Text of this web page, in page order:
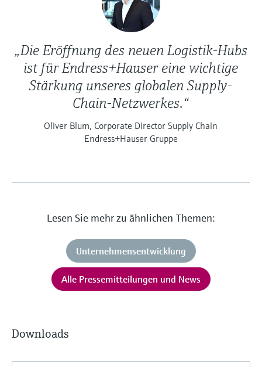
„Die Eröffnung des neuen Logistik-Hubs
ist für Endress+Hauser eine wichtige
Stärkung unseres globalen Supply-
Chain-Netzwerkes.“
Oliver Blum, Corporate Director Supply Chain
Endress+Hauser Gruppe
Lesen Sie mehr zu ähnlichen Themen:
Unternehmensentwicklung
Alle Pressemitteilungen und News
Downloads